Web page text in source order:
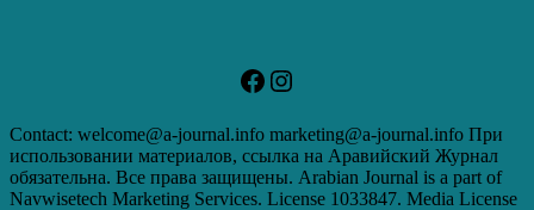
Facebook
Instagram
Contact: welcome@a-journal.info marketing@a-journal.info При
использовании материалов, ссылка на Аравийский Журнал
обязательна. Все права защищены. Arabian Journal is a part of
Navwisetech Marketing Services. License 1033847. Media License